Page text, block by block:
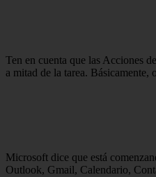
Ten en cuenta que las Acciones
a mitad de la tarea. Básicamente,
Microsoft dice que está
Outlook, Gmail, Calendario,